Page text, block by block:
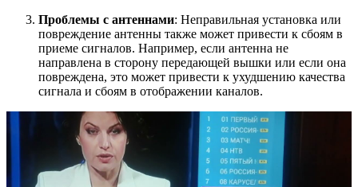
Проблемы с антеннами: Неправильная установка или
повреждение антенны также может привести к сбоям в
приеме сигналов. Например, если антенна не
направлена в сторону передающей вышки или если она
повреждена, это может привести к ухудшению качества
сигнала и сбоям в отображении каналов.